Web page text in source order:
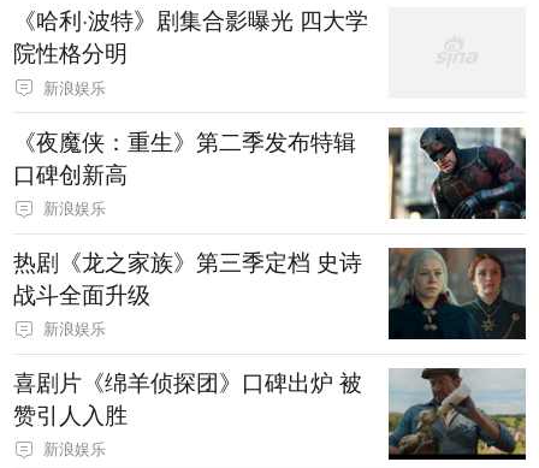
《哈利·波特》剧集合影曝光 四大学
院性格分明
新浪娱乐
《夜魔侠：重生》第二季发布特辑
口碑创新高
新浪娱乐
热剧《龙之家族》第三季定档 史诗
战斗全面升级
新浪娱乐
喜剧片《绵羊侦探团》口碑出炉 被
赞引人入胜
新浪娱乐